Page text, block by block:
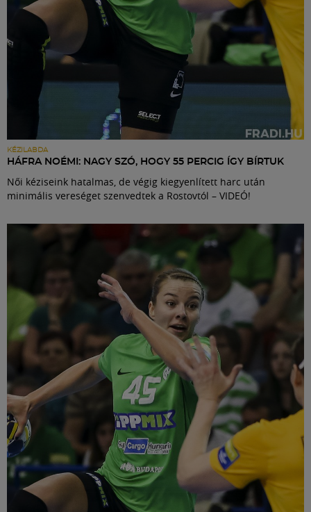
KÉZILABDA
HÁFRA NOÉMI: NAGY SZÓ, HOGY 55 PERCIG ÍGY BÍRTUK
Női kéziseink hatalmas, de végig kiegyenlített harc után
minimális vereséget szenvedtek a Rostovtól – VIDEÓ!